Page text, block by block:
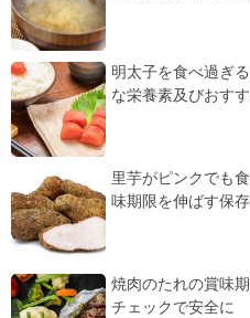
明太子を食べ過ぎ
な栄養素及びおす
里芋がピンクでも
味期限を伸ばす保
焼肉のたれの賞味
チェックで安全に